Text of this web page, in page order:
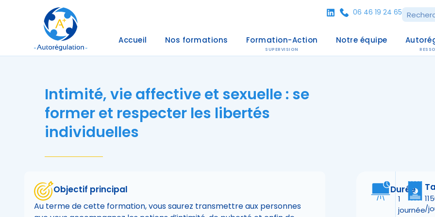
06 46 19 24 65
Accueil Nos formations Formation-Action
SUPERVISION
Notre équipe
Intimité, vie affective et sexuelle : se
former et respecter les libertés
individuelles
Objectif principal
Au terme de cette formation, vous saurez transmettre aux personnes
Durée
1
journée/